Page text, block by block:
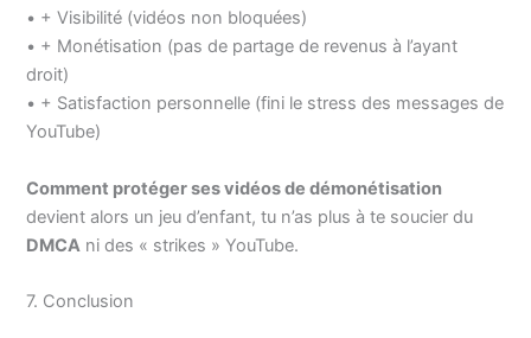
• + Visibilité (vidéos non bloquées)
• + Monétisation (pas de partage de revenus à l’ayant
droit)
• + Satisfaction personnelle (fini le stress des messages de
YouTube)
Comment protéger ses vidéos de démonétisation
devient alors un jeu d’enfant, tu n’as plus à te soucier du
DMCA ni des « strikes » YouTube.
7. Conclusion